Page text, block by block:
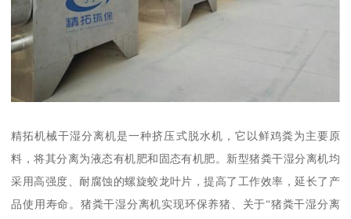
精拓机械干湿分离机是一种挤压式脱水机，它以鲜鸡粪为主要原
料，将其分离为液态有机肥和固态有机肥。新型猪粪干湿分离机均
采用高强度、耐腐蚀的螺旋蛟龙叶片，提高了工作效率，延长了产
品使用寿命。猪粪干湿分离机实现环保养猪、关于“猪粪干湿分离